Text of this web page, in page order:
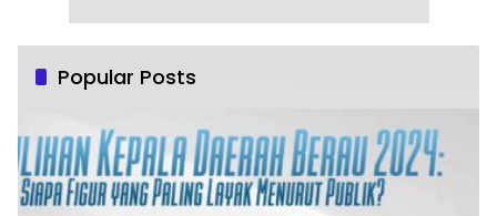
Popular Posts